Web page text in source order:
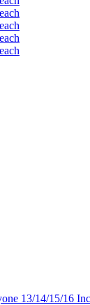
13/14/15/16